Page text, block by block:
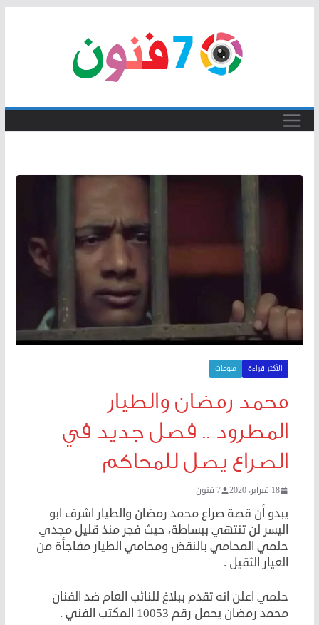
الأكثر قراءة منوعات
محمد رمضان والطيار
المطرود .. فصل جديد في
الصراع يصل للمحاكم
18 فبراير، 2020 7 فنون
يبدو أن قصة صراع محمد رمضان والطيار اشرف ابو
اليسر لن تنتهي ببساطة، حيث فجر منذ قليل مجدي
حلمي المحامي بالنقض ومحامي الطيار مفاجأة من
العيار الثقيل .
حلمي اعلن انه تقدم ببلاغ للنائب العام ضد الفنان
محمد رمضان يحمل رقم 10053 المكتب الفني .